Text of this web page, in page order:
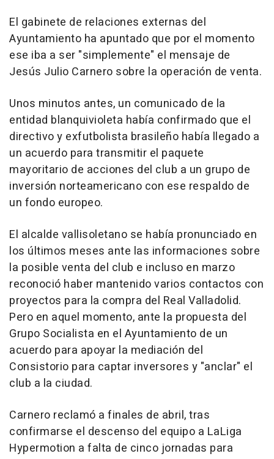
El gabinete de relaciones externas del
Ayuntamiento ha apuntado que por el momento
ese iba a ser "simplemente" el mensaje de
Jesús Julio Carnero sobre la operación de venta.
Unos minutos antes, un comunicado de la
entidad blanquivioleta había confirmado que el
directivo y exfutbolista brasileño había llegado a
un acuerdo para transmitir el paquete
mayoritario de acciones del club a un grupo de
inversión norteamericano con ese respaldo de
un fondo europeo.
El alcalde vallisoletano se había pronunciado en
los últimos meses ante las informaciones sobre
la posible venta del club e incluso en marzo
reconoció haber mantenido varios contactos con
proyectos para la compra del Real Valladolid.
Pero en aquel momento, ante la propuesta del
Grupo Socialista en el Ayuntamiento de un
acuerdo para apoyar la mediación del
Consistorio para captar inversores y "anclar" el
club a la ciudad.
Carnero reclamó a finales de abril, tras
confirmarse el descenso del equipo a LaLiga
Hypermotion a falta de cinco jornadas para